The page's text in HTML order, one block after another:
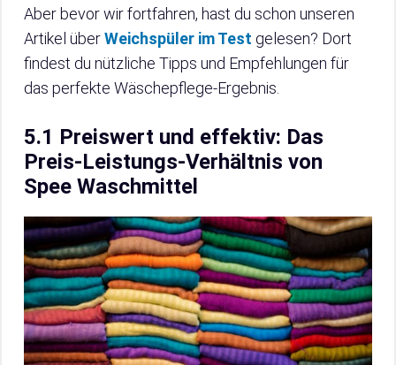
Aber bevor wir fortfahren, hast du schon unseren
Artikel überWeichspüler im Test gelesen? Dort
findest du nützliche Tipps und Empfehlungen für
das perfekte Wäschepflege-Ergebnis.
5.1 Preiswert und effektiv: Das
Preis-Leistungs-Verhältnis von
Spee Waschmittel